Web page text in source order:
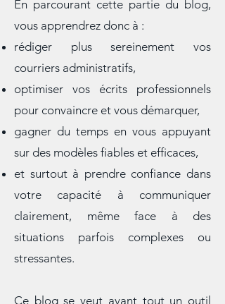
En parcourant cette partie du blog,
vous apprendrez donc à :
rédiger plus sereinement vos
courriers administratifs,
optimiser vos écrits professionnels
pour convaincre et vous démarquer,
gagner du temps en vous appuyant
sur des modèles fiables et efficaces,
et surtout à prendre confiance dans
votre capacité à communiquer
clairement, même face à des